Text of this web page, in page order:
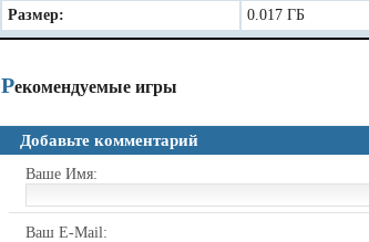
Размер:
0.017 ГБ
Рекомендуемые игры
Добавьте комментарий
Ваше Имя:
Ваш E-Mail: